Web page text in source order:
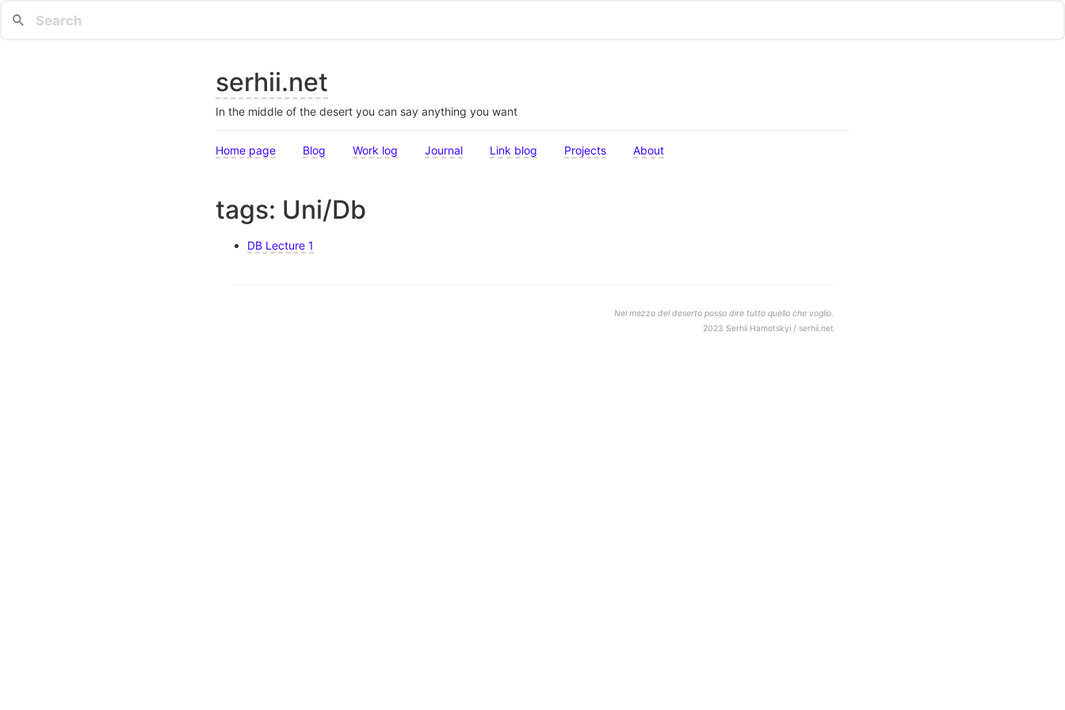
serhii.net
In the middle of the desert you can say anything you want
Home page Blog Work log Journal Link blog Projects About
tags: Uni/Db
DB Lecture 1
Nel mezzo del deserto posso dire tutto quello che voglio.
2023 Serhii Hamotskyi / serhii.net